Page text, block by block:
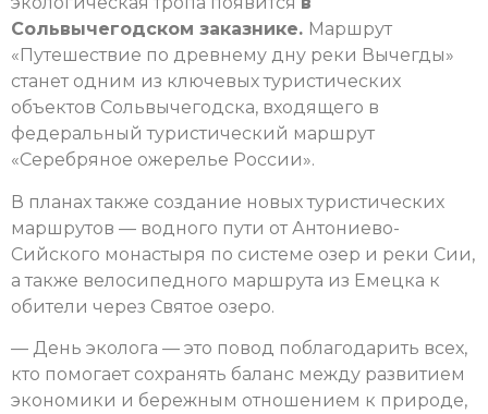
Сольвычегодском заказнике. Маршрут
«Путешествие по древнему дну реки Вычегды»
станет одним из ключевых туристических
объектов Сольвычегодска, входящего в
федеральный туристический маршрут
«Серебряное ожерелье России».
В планах также создание новых туристических
маршрутов — водного пути от Антониево-
Сийского монастыря по системе озер и реки Сии,
а также велосипедного маршрута из Емецка к
обители через Святое озеро.
— День эколога — это повод поблагодарить всех,
кто помогает сохранять баланс между развитием
экономики и бережным отношением к природе,